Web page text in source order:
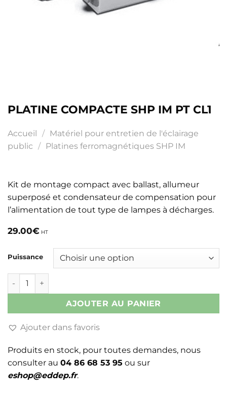
PLATINE COMPACTE SHP IM PT CL1
Accueil /
Matériel pour entretien de l'éclairage
public / Platines ferromagnétiques SHP IM
Kit de montage compact avec ballast, allumeur
superposé et condensateur de compensation pour
l’alimentation de tout type de lampes à décharges.
29.00€ HT
Puissance
quantité de PLATINE COMPACTE SHP IM PT CL1
AJOUTER AU PANIER
Ajouter dans favoris
Produits en stock, pour toutes demandes, nous
consulter au 04 86 68 53 95 ou sur
eshop@eddep.fr.